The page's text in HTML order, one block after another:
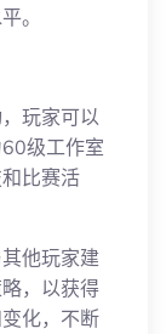
。
玩家可以
级工作室
比赛活
他玩家建
，以获得
化，不断